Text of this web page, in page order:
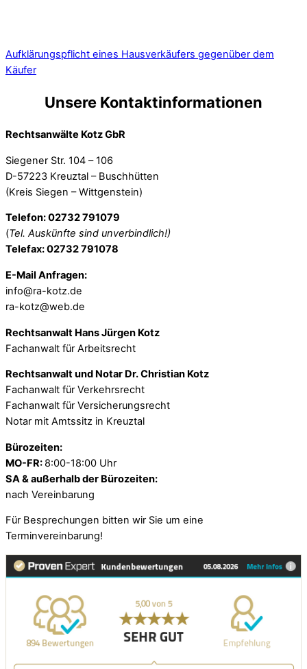
Aufklärungspflicht eines Hausverkäufers gegenüber dem
Käufer
Unsere Kontaktinformationen
Rechtsanwälte Kotz GbR
Siegener Str. 104 – 106
D-57223 Kreuztal – Buschhütten
(Kreis Siegen – Wittgenstein)
Telefon: 02732 791079
(Tel. Auskünfte sind unverbindlich!)
Telefax: 02732 791078
E-Mail Anfragen:
info@ra-kotz.de
ra-kotz@web.de
Rechtsanwalt Hans Jürgen Kotz
Fachanwalt für Arbeitsrecht
Rechtsanwalt und Notar Dr. Christian Kotz
Fachanwalt für Verkehrsrecht
Fachanwalt für Versicherungsrecht
Notar mit Amtssitz in Kreuztal
Bürozeiten:
MO-FR: 8:00-18:00 Uhr
SA & außerhalb der Bürozeiten:
nach Vereinbarung
Für Besprechungen bitten wir Sie um eine
Terminvereinbarung!